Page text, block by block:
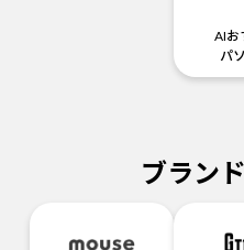
AIお
パ
ブラン